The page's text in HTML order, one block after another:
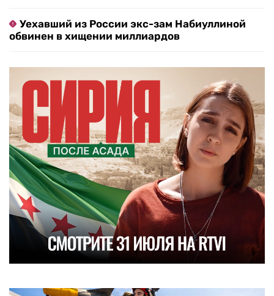
Уехавший из России экс-зам Набиуллиной
обвинен в хищении миллиардов